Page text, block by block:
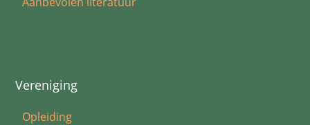
Vereniging
Opleiding